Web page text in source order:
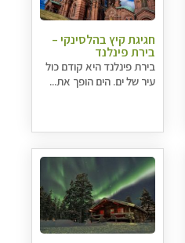
חגיגת קיץ בהלסינקי –
בירת פינלנד
בירת פינלנד היא קודם כול
עיר של ים. הים הופך את...